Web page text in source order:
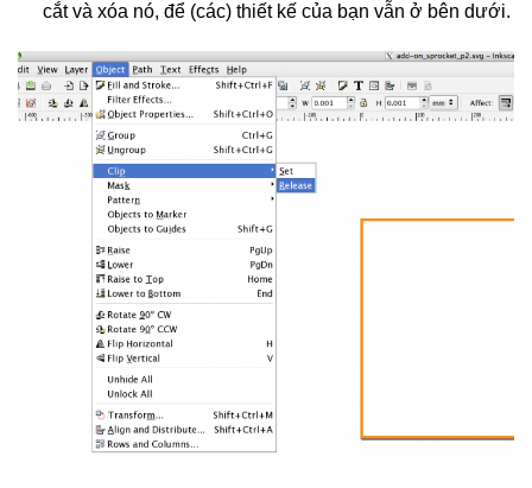
cắt và xóa nó, để (các) thiết kế của bạn vẫn ở bên dưới.